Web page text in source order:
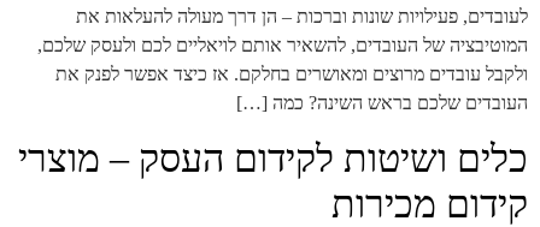
לעובדים, פעילויות שונות וברכות – הן דרך מעולה להעלאות את
המוטיבציה של העובדים, להשאיר אותם לויאליים לכם ולעסק שלכם,
ולקבל עובדים מרוצים ומאושרים בחלקם. אז כיצד אפשר לפנק את
העובדים שלכם בראש השינה? כמה […]
כלים ושיטות לקידום העסק – מוצרי
קידום מכירות